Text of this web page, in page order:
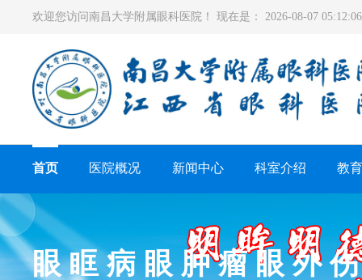
欢迎您访问南昌大学附属眼科医院！ 现在是： 2026-08-07
首页 医院概况 新闻中心 科室介绍 教
眼眶病眼肿瘤眼外